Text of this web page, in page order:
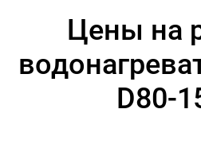
Цены на
D80-